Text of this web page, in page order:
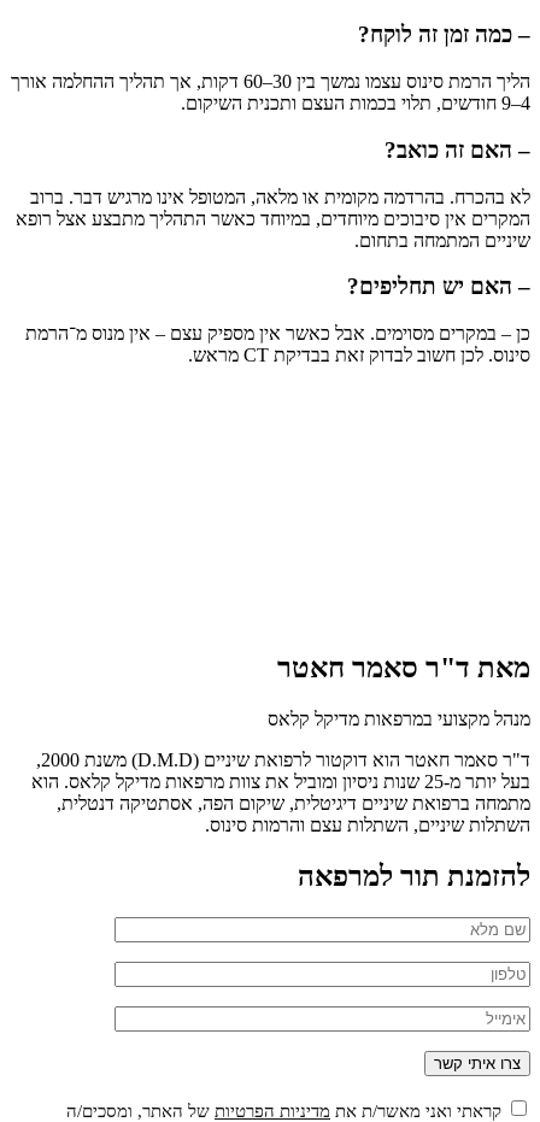
– כמה זמן זה לוקח?
הליך הרמת סינוס עצמו נמשך בין 30–60 דקות, אך תהליך ההחלמה אורך
4–9 חודשים, תלוי בכמות העצם ותכנית השיקום.
– האם זה כואב?
לא בהכרח. בהרדמה מקומית או מלאה, המטופל אינו מרגיש דבר. ברוב
המקרים אין סיבוכים מיוחדים, במיוחד כאשר התהליך מתבצע אצל רופא
שיניים המתמחה בתחום.
– האם יש תחליפים?
כן – במקרים מסוימים. אבל כאשר אין מספיק עצם – אין מנוס מ־הרמת
סינוס. לכן חשוב לבדוק זאת בבדיקת CT מראש.
מאת ד"ר סאמר חאטר
מנהל מקצועי במרפאות מדיקל קלאס
ד"ר סאמר חאטר הוא דוקטור לרפואת שיניים (D.M.D) משנת 2000,
בעל יותר מ-25 שנות ניסיון ומוביל את צוות מרפאות מדיקל קלאס. הוא
מתמחה ברפואת שיניים דיגיטלית, שיקום הפה, אסתטיקה דנטלית,
השתלות שיניים, השתלות עצם והרמות סינוס.
להזמנת תור למרפאה
קראתי ואני מאשר/ת את מדיניות הפרטיות של האתר, ומסכים/ה